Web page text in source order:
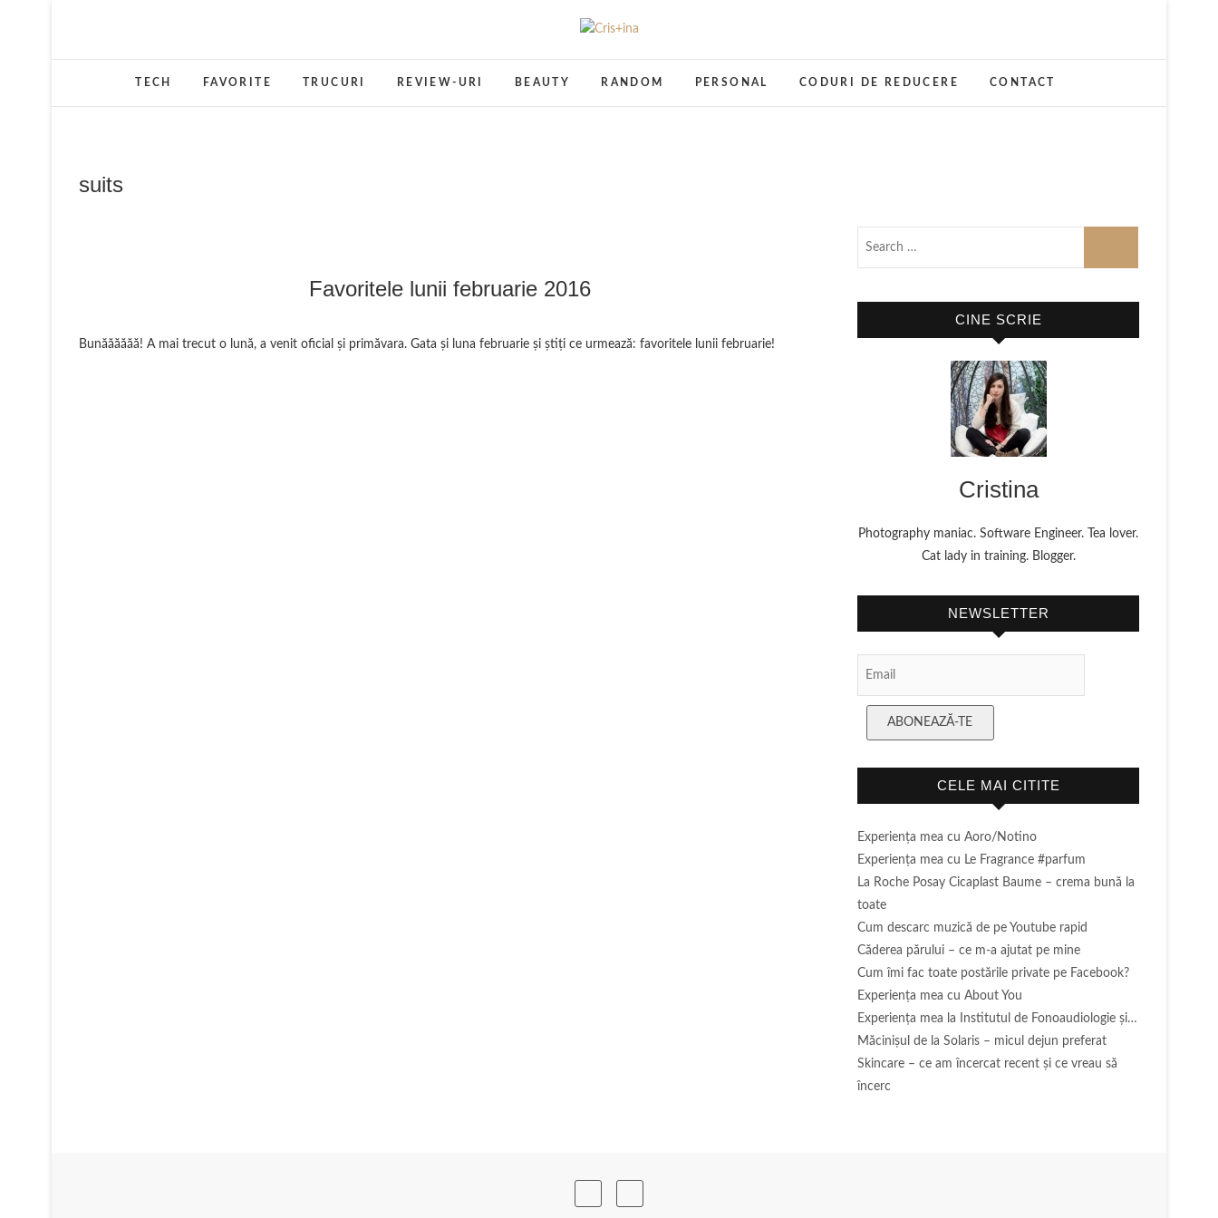
Cris+ina
TECH FAVORITE TRUCURI REVIEW-URI BEAUTY RANDOM PERSONAL CODURI DE REDUCERE CONTACT
suits
Favoritele lunii februarie 2016
Bunăăăăăă! A mai trecut o lună, a venit oficial și primăvara. Gata și luna februarie și știți ce urmează: favoritele lunii februarie!
CINE SCRIE
Cristina
Photography maniac. Software Engineer. Tea lover.
Cat lady in training. Blogger.
NEWSLETTER
ABONEAZĂ-TE
CELE MAI CITITE
Experienţa mea cu Aoro/Notino
Experienţa mea cu Le Fragrance #parfum
La Roche Posay Cicaplast Baume – crema bună la
toate
Cum descarc muzică de pe Youtube rapid
Căderea părului – ce m-a ajutat pe mine
Cum îmi fac toate postările private pe Facebook?
Experiența mea cu About You
Experiența mea la Institutul de Fonoaudiologie și…
Măcinişul de la Solaris – micul dejun preferat
Skincare – ce am încercat recent și ce vreau să
încerc